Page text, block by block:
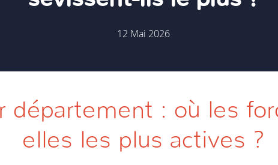
12 Mai 2026
département : où les
elles les plus actives ?